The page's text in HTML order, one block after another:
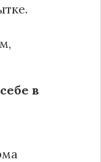
в